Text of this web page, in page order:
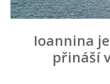
Ioannina
přináší